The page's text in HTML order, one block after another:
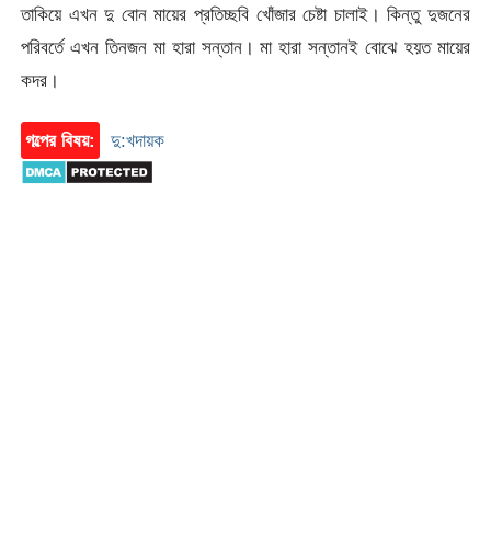
তাকিয়ে এখন দু বোন মায়ের প্রতিচ্ছবি খোঁজার চেষ্টা চালাই। কিন্তু দুজনের
পরিবর্তে এখন তিনজন মা হারা সন্তান। মা হারা সন্তানই বোঝে হয়ত মায়ের
কদর।
গল্পের বিষয়: দু:খদায়ক